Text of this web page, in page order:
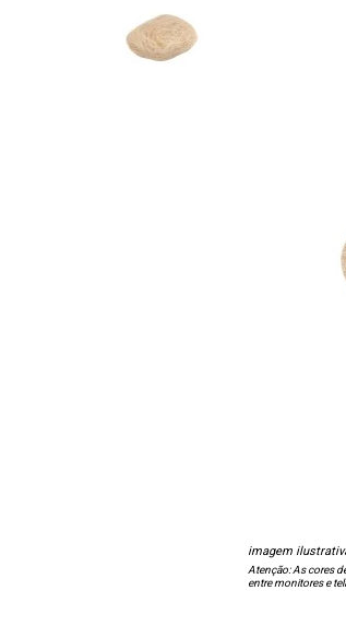
imagem
Atenção: As cores
entre monitores e